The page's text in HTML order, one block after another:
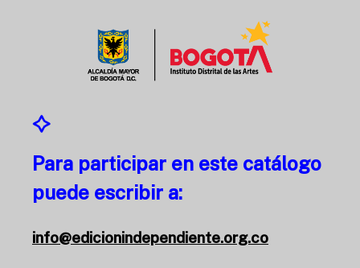
Para participar en este catálogo
puede escribir a:
info@edicionindependiente.org.co